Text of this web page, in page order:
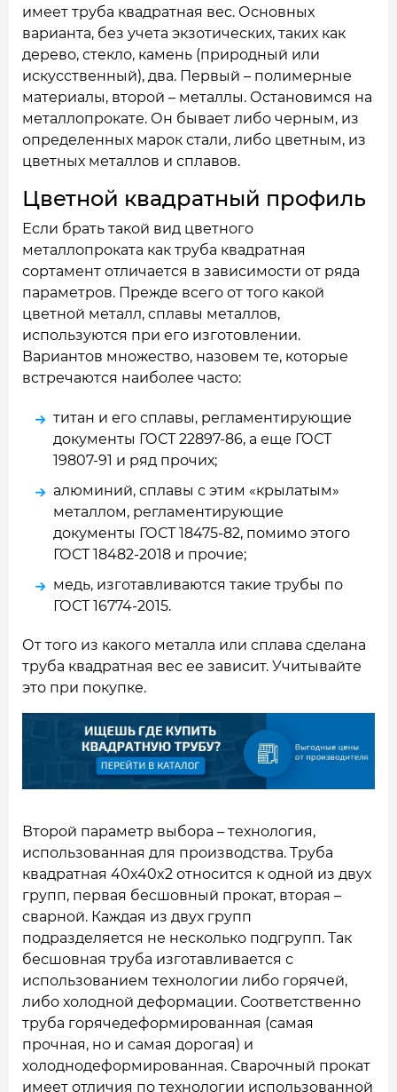
имеет труба квадратная вес. Основных
варианта, без учета экзотических, таких как
дерево, стекло, камень (природный или
искусственный), два. Первый – полимерные
материалы, второй – металлы. Остановимся на
металлопрокате. Он бывает либо черным, из
определенных марок стали, либо цветным, из
цветных металлов и сплавов.
Цветной квадратный профиль
Если брать такой вид цветного
металлопроката как труба квадратная
сортамент отличается в зависимости от ряда
параметров. Прежде всего от того какой
цветной металл, сплавы металлов,
используются при его изготовлении.
Вариантов множество, назовем те, которые
встречаются наиболее часто:
титан и его сплавы, регламентирующие
документы ГОСТ 22897-86, а еще ГОСТ
19807-91 и ряд прочих;
алюминий, сплавы с этим «крылатым»
металлом, регламентирующие
документы ГОСТ 18475-82, помимо этого
ГОСТ 18482-2018 и прочие;
медь, изготавливаются такие трубы по
ГОСТ 16774-2015.
От того из какого металла или сплава сделана
труба квадратная вес ее зависит. Учитывайте
это при покупке.
Второй параметр выбора – технология,
использованная для производства. Труба
квадратная 40x40x2 относится к одной из двух
групп, первая бесшовный прокат, вторая –
сварной. Каждая из двух групп
подразделяется не несколько подгрупп. Так
бесшовная труба изготавливается с
использованием технологии либо горячей,
либо холодной деформации. Соответственно
труба горячедеформированная (самая
прочная, но и самая дорогая) и
холоднодеформированная. Сварочный прокат
имеет отличия по технологии использованной